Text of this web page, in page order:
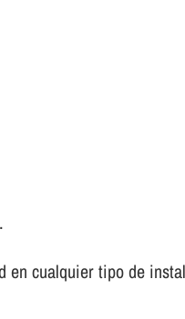
cualquier tipo de